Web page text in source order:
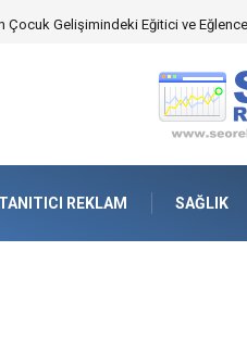
Fonksiyonel Rolü
REKLAM SAĞLIK